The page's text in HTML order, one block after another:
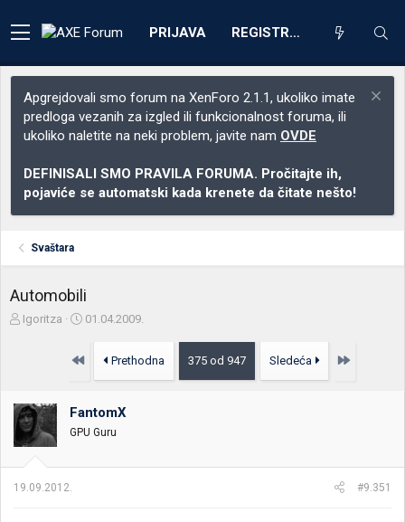
PRIJAVA REGISTRACIJA
Apgrejdovali smo forum na XenForo 2.1.1, ukoliko imate
predloga vezanih za izgled ili funkcionalnost foruma, ili
ukoliko naletite na neki problem, javite nam OVDE
DEFINISALI SMO PRAVILA FORUMA. Pročitajte ih,
pojaviće se automatski kada krenete da čitate nešto!
Svaštara
Automobili
Z
i
k
t
e
m
Igoritza
D
u
o
k
e
01.04.2009.
Prvo Prethodna 375 od 947 Sledeća Poslednja
FantomX
GPU Guru
19.09.2012. #9.351